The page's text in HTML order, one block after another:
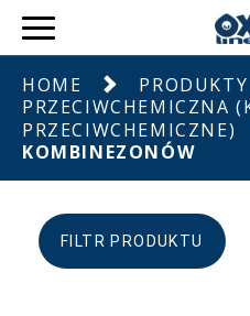
HOME PRODUKTY
PRZECIWCHEMICZNA
PRZECIWCHEMICZNE)
KOMBINEZONÓW
FILTR PRODUKTU